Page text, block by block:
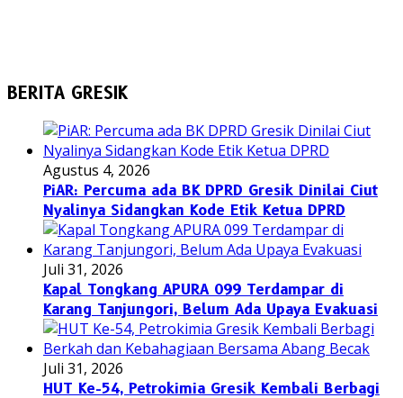
BERITA GRESIK
Agustus 4, 2026
PiAR: Percuma ada BK DPRD Gresik Dinilai Ciut
Nyalinya Sidangkan Kode Etik Ketua DPRD
Juli 31, 2026
Kapal Tongkang APURA 099 Terdampar di
Karang Tanjungori, Belum Ada Upaya Evakuasi
Juli 31, 2026
HUT Ke-54, Petrokimia Gresik Kembali Berbagi